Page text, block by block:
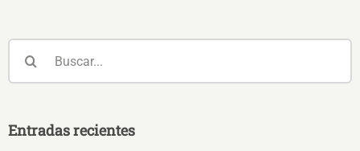
Entradas recientes